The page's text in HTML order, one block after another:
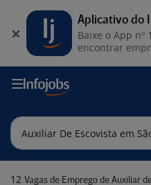
12 Vagas de Emprego de Auxiliar de
Aplicativo do
Baixe o App nº
encontrar